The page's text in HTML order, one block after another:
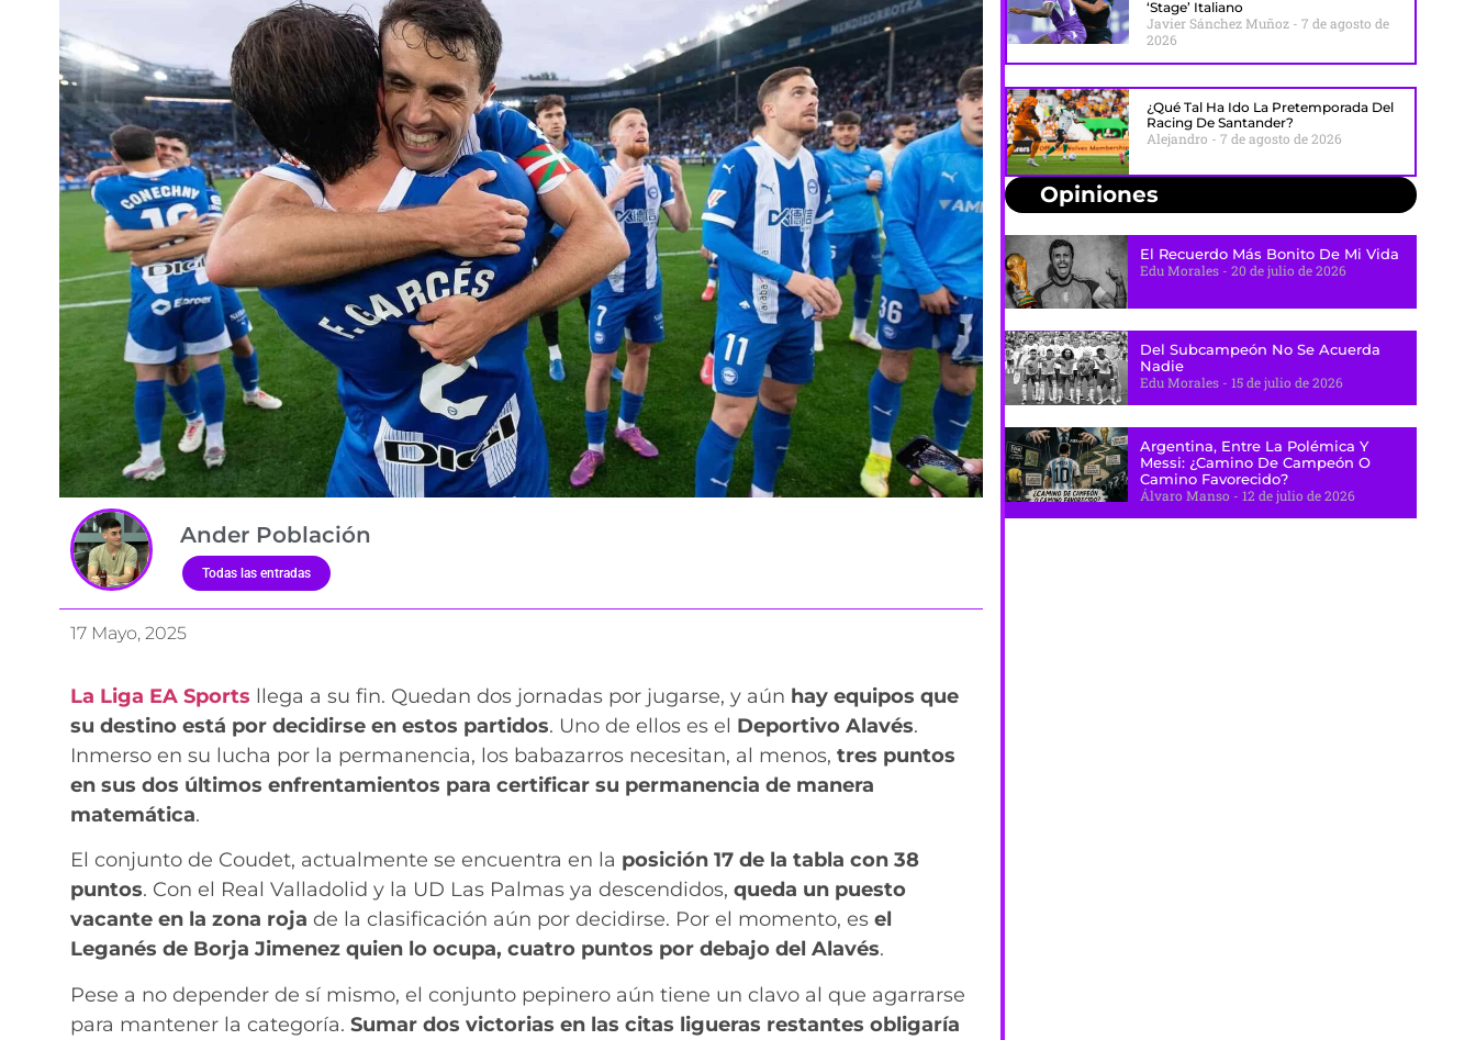
Ander Población
Todas las entradas
17 Mayo, 2025
La Liga EA Sports llega a su fin. Quedan dos jornadas por jugarse, y aún hay equipos que
su destino está por decidirse en estos partidos. Uno de ellos es el Deportivo Alavés.
Inmerso en su lucha por la permanencia, los babazarros necesitan, al menos, tres puntos
en sus dos últimos enfrentamientos para certificar su permanencia de manera
matemática.
El conjunto de Coudet, actualmente se encuentra en la posición 17 de la tabla con 38
puntos. Con el Real Valladolid y la UD Las Palmas ya descendidos, queda un puesto
vacante en la zona roja de la clasificación aún por decidirse. Por el momento, esel
Leganés de Borja Jimenez quien lo ocupa, cuatro puntos por debajo del Alavés.
Pese a no depender de sí mismo, el conjunto pepinero aún tiene un clavo al que agarrarse
para mantener la categoría. Sumar dos victorias en las citas ligueras restantes obligaría
‘stage’ Italiano
Javier Sánchez Muñoz
7 de agosto de
2026
¿Qué Tal Ha Ido La Pretemporada Del
Racing De Santander?
Alejandro 7 de agosto de 2026
Opiniones
El Recuerdo Más Bonito De Mi Vida
Edu Morales
20 de julio de 2026
Del Subcampeón No Se Acuerda
Nadie
Edu Morales
15 de julio de 2026
Argentina, Entre La Polémica Y
Messi: ¿camino De Campeón O
Camino Favorecido?
Álvaro Manso
12 de julio de 2026